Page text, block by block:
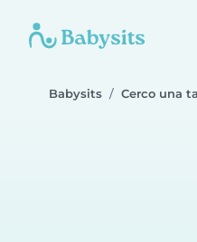
Babysits Cerco una